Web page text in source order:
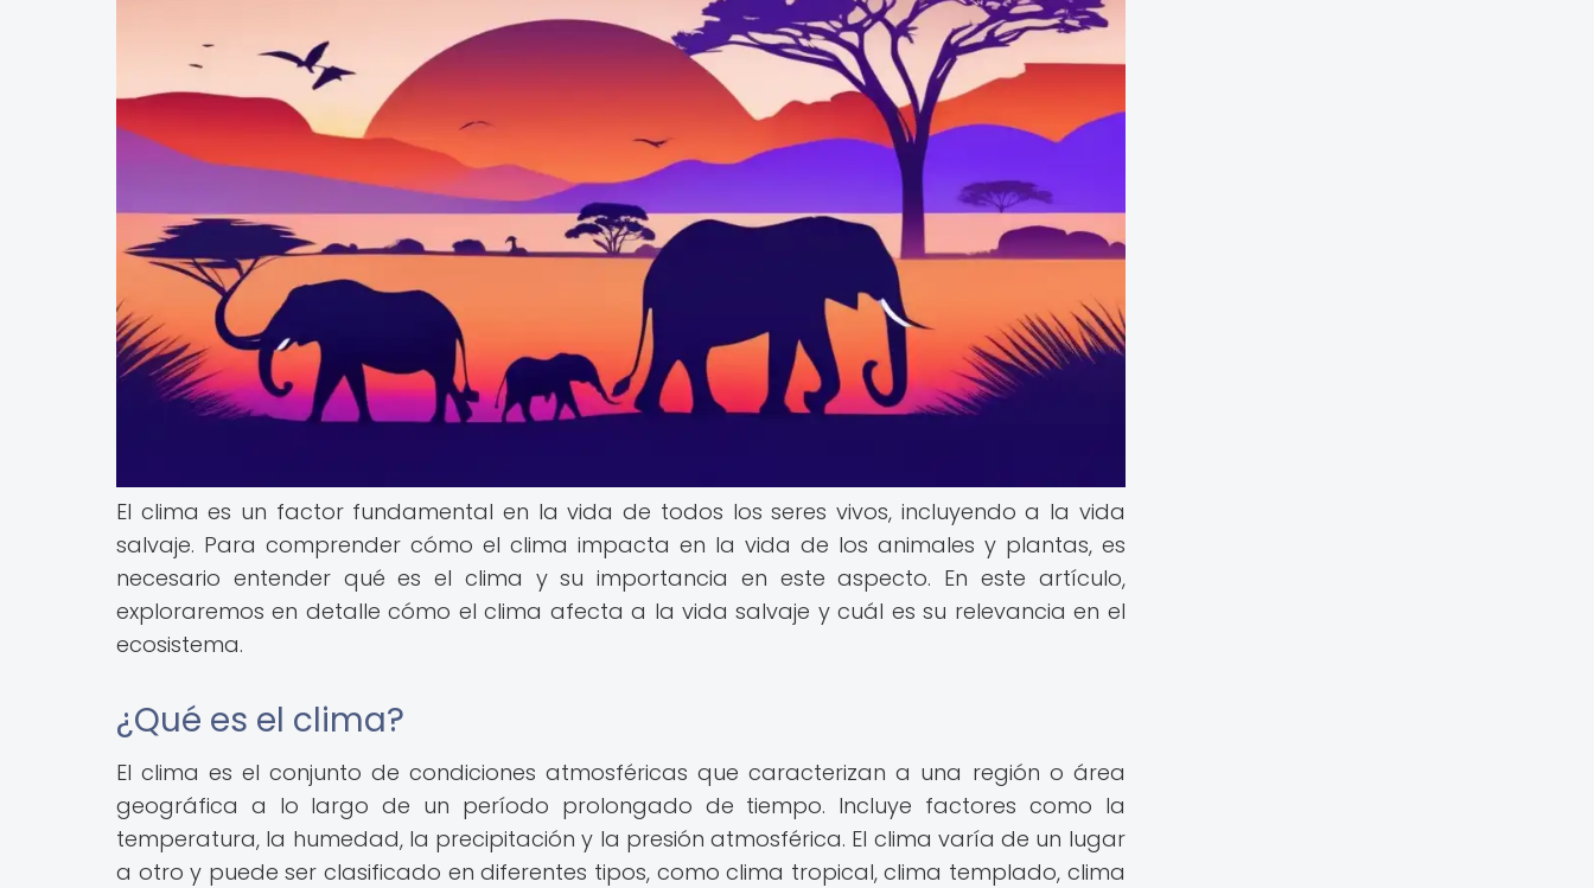
El clima es un factor fundamental en la vida de todos los seres vivos, incluyendo a la vida
salvaje. Para comprender cómo el clima impacta en la vida de los animales y plantas, es
necesario entender qué es el clima y su importancia en este aspecto. En este artículo,
exploraremos en detalle cómo el clima afecta a la vida salvaje y cuál es su relevancia en el
ecosistema.
¿Qué es el clima?
El clima es el conjunto de condiciones atmosféricas que caracterizan a una región o área
geográfica a lo largo de un período prolongado de tiempo. Incluye factores como la
temperatura, la humedad, la precipitación y la presión atmosférica. El clima varía de un lugar
a otro y puede ser clasificado en diferentes tipos, como clima tropical, clima templado, clima